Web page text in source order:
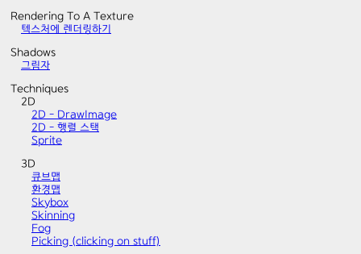
Rendering To A Texture
텍스처에 렌더링하기
Shadows
그림자
Techniques
2D
2D - DrawImage
2D - 행렬 스택
Sprite
3D
큐브맵
환경맵
Skybox
Skinning
Fog
Picking (clicking on stuff)